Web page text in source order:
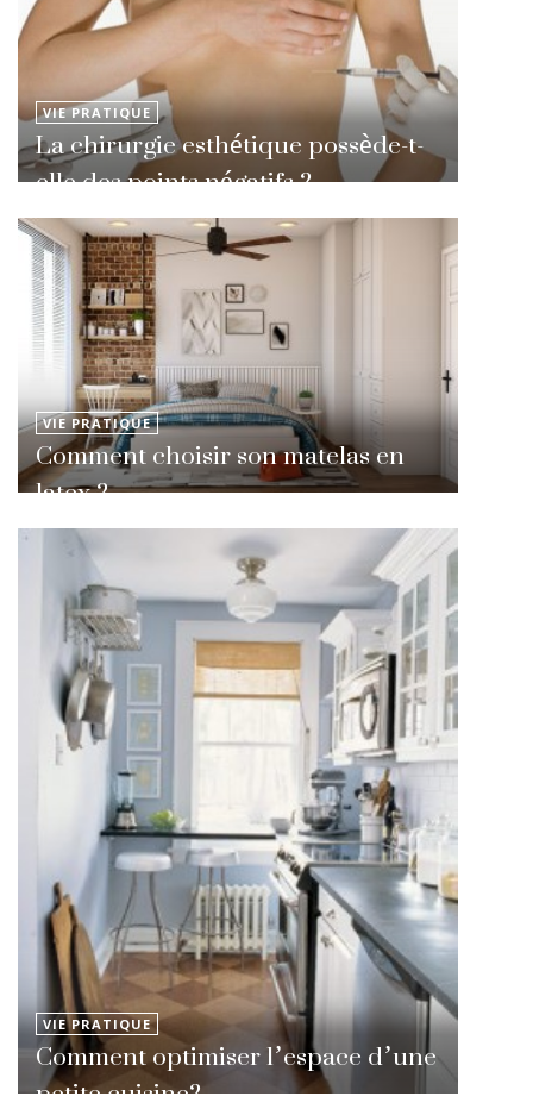
VIE PRATIQUE
La chirurgie esthétique possède-t-
elle des points négatifs ?
VIE PRATIQUE
Comment choisir son matelas en
latex ?
VIE PRATIQUE
Comment optimiser l’espace d’une
petite cuisine?